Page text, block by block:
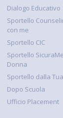
Dialogo Educativo
Sportello
con me
Sportello CIC
Sportello
Donna
Sportello dalla
Dopo Scuola
Ufficio Placement